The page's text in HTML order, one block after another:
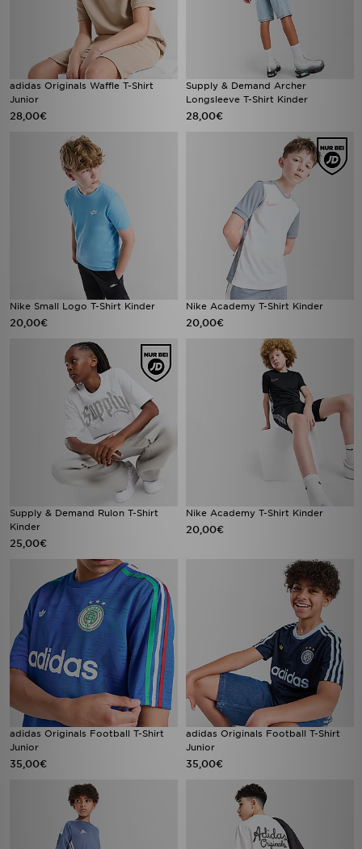
adidas Originals Waffle T-Shirt
Junior
28,00€
Supply & Demand Archer
Longsleeve T-Shirt Kinder
28,00€
Nike Small Logo T-Shirt Kinder
20,00€
Nike Academy T-Shirt Kinder
20,00€
Supply & Demand Rulon T-Shirt
Kinder
25,00€
Nike Academy T-Shirt Kinder
20,00€
adidas Originals Football T-Shirt
Junior
35,00€
adidas Originals Football T-Shirt
Junior
35,00€